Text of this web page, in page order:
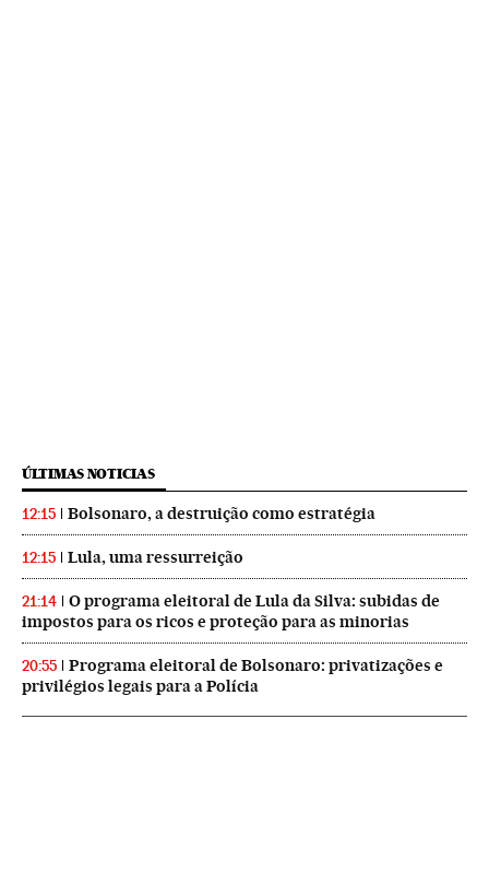
ÚLTIMAS NOTICIAS
12:15 Bolsonaro, a destruição como estratégia
12:15 Lula, uma ressurreição
21:14
O programa eleitoral de Lula da Silva: subidas de
impostos para os ricos e proteção para as minorias
20:55
Programa eleitoral de Bolsonaro: privatizações e
privilégios legais para a Polícia